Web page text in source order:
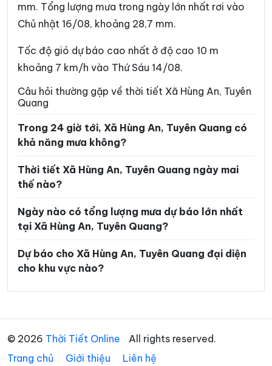
Xã Kim Bình Xã Lâm Bình
Xã Linh Hồ Xã Lực Hành
Xã Lũng Cú Xã Lũng Phìn
Xã Lùng Tám
Xã Mèo Vạc Xã Minh Ngọc
Xã Minh Quang Xã Minh Sơn
Xã Minh Tân
Xã Nậm Dịch Xã Nghĩa Thuận
Xã Ngọc Đường Xã Ngọc Long
Xã Nhữ Khê
Xã Pờ Ly Ngài
mm. Tổng lượng mưa trong ngày lớn nhất rơi vào
Chủ nhật 16/08, khoảng 28,7 mm.
Tốc độ gió dự báo cao nhất ở độ cao 10 m
khoảng 7 km/h vào Thứ Sáu 14/08.
Câu hỏi thường gặp về thời tiết Xã Hùng An, Tuyên
Quang
Trong 24 giờ tới, Xã Hùng An, Tuyên Quang có
khả năng mưa không?
Thời tiết Xã Hùng An, Tuyên Quang ngày mai
thế nào?
Ngày nào có tổng lượng mưa dự báo lớn nhất
tại Xã Hùng An, Tuyên Quang?
Dự báo cho Xã Hùng An, Tuyên Quang đại diện
cho khu vực nào?
© 2026 Thời Tiết Online
All rights reserved.
Trang chủ
Giới thiệu Liên hệ